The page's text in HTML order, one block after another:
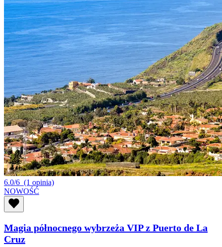
6.0/6 (1 opinia)
NOWOŚĆ
Magia północnego wybrzeża VIP z Puerto de La
Cruz